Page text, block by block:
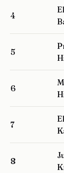
4
5
6
7
8